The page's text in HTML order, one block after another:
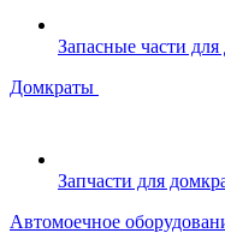
Запасные части
Домкраты
Запчасти для
Автомоечное